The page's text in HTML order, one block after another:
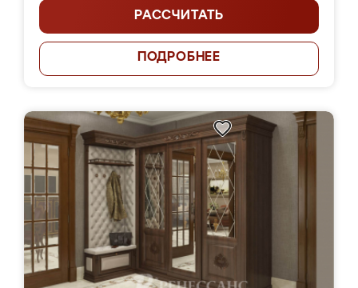
РАССЧИТАТЬ
ПОДРОБНЕЕ